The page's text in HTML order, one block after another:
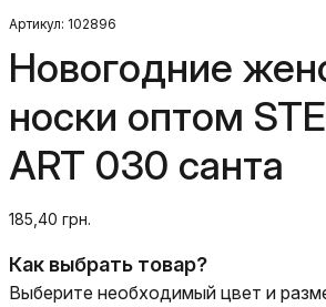
Артикул: 102896
Новогодние
носки оптом
ART 030 санта
185,40 грн.
Как выбрать товар?
Выберите необходимый цвет и